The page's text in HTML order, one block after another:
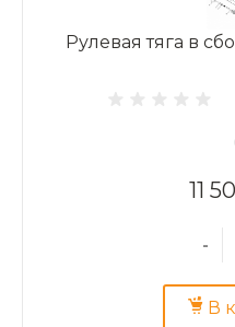
Рулевая тяга в
11
-
В